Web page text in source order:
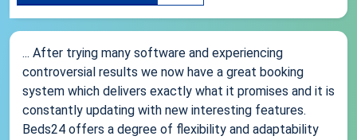
... After trying many software and experiencing
controversial results we now have a great booking
system which delivers exactly what it promises and it is
constantly updating with new interesting features.
Beds24 offers a degree of flexibility and adaptability